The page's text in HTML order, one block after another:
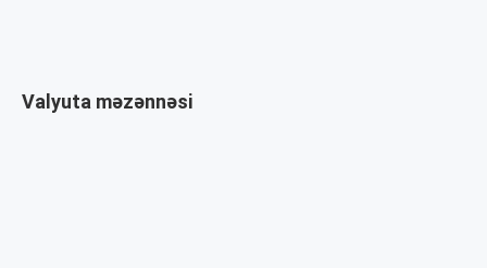
Valyuta məzənnəsi